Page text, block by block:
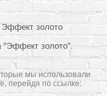
"Эффект золото".
мы использовали
перейдя по ссылке: